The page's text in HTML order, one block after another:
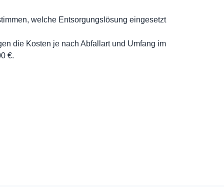
welche Entsorgungslösung eingesetzt
die Kosten je nach Abfallart und Umfang im
€.